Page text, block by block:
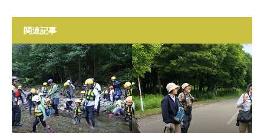
関連記事